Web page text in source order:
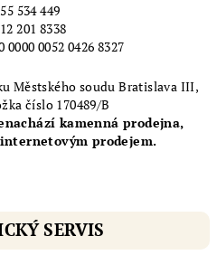
55 534 449
201 8338
0000 0052 0426 8327
Městského soudu Bratislava III,
číslo 170489/B
kamenná prodejna,
prodejem.
SERVIS